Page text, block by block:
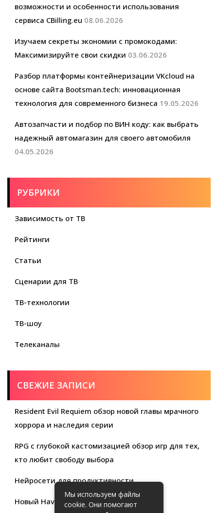
возможности и особенности использования
сервиса CBilling.eu 08.06.2026
Изучаем секреты экономии с промокодами:
Максимизируйте свои скидки 03.06.2026
Разбор платформы контейнеризации VKcloud на
основе сайта Bootsman.tech: инновационная
технология для современного бизнеса 19.05.2026
Автозапчасти и подбор по ВИН коду: как выбрать
надежный автомагазин для своего автомобиля
04.05.2026
РУБРИКИ
Зависимость от ТВ
Рейтинги
Статьи
Сценарии для ТВ
ТВ-технологии
ТВ-шоу
Телеканалы
СВЕЖИЕ ЗАПИСИ
Resident Evil Requiem обзор новой главы мрачного
хоррора и наследия серии
RPG с глубокой кастомизацией обзор игр для тех,
кто любит свободу выбора
Нейросети для продуктивности
Новый Haval Jolion: обзор современного
Мы используем файлы
cookie. Они помогают